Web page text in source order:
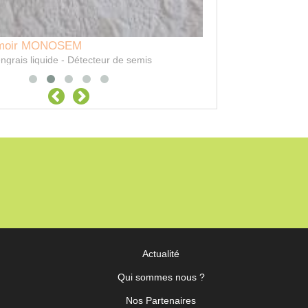
Actualité
Qui sommes nous ?
Nos Partenaires